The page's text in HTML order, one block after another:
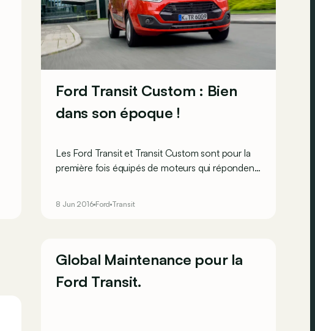
Ford Transit Custom : Bien
dans son époque !
Les Ford Transit et Transit Custom sont pour la
première fois équipés de moteurs qui répondent
8 Jun 2016 Ford Transit
Global Maintenance pour la
Ford Transit.